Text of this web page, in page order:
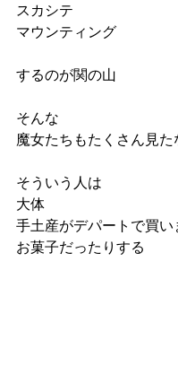
スカシテ
マウンティング
するのが関の山
そんな
魔女たちもたくさん見た
そういう人は
大体
手土産がデパートで買い
お菓子だったりする